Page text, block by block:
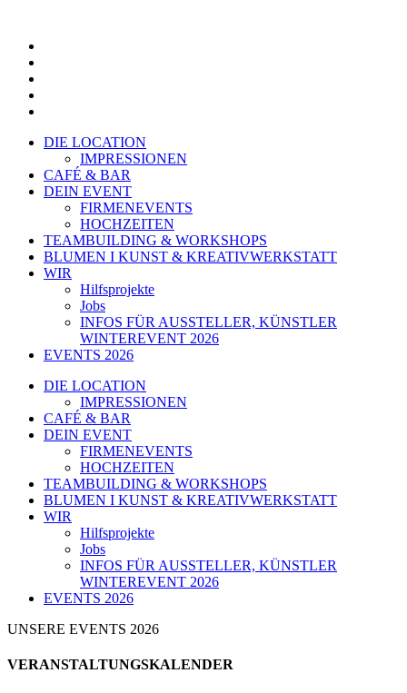
springen
DIE LOCATION
IMPRESSIONEN
CAFÉ & BAR
DEIN EVENT
FIRMENEVENTS
HOCHZEITEN
TEAMBUILDING & WORKSHOPS
BLUMEN I KUNST & KREATIVWERKSTATT
WIR
Hilfsprojekte
Jobs
INFOS FÜR AUSSTELLER, KÜNSTLER
WINTEREVENT 2026
EVENTS 2026
DIE LOCATION
IMPRESSIONEN
CAFÉ & BAR
DEIN EVENT
FIRMENEVENTS
HOCHZEITEN
TEAMBUILDING & WORKSHOPS
BLUMEN I KUNST & KREATIVWERKSTATT
WIR
Hilfsprojekte
Jobs
INFOS FÜR AUSSTELLER, KÜNSTLER
WINTEREVENT 2026
EVENTS 2026
UNSERE EVENTS 2026
VERANSTALTUNGSKALENDER